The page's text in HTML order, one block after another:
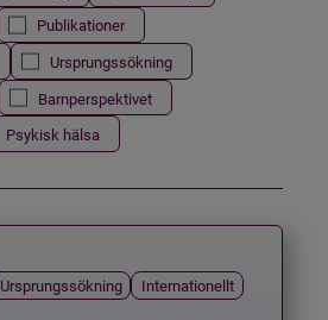
Publikationer
Ursprungssökning
Barnperspektivet
Psykisk hälsa
Ursprungssökning
Internationellt